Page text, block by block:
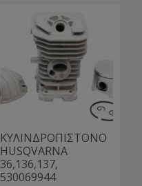
ΚΥΛΙΝΔΡΟΠΙΣΤΟΝΟ
HUSQVARNA
36,136,137,
530069944